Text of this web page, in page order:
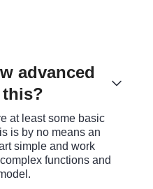
advanced
this?
at least some basic
is by no means an
simple and work
functions and